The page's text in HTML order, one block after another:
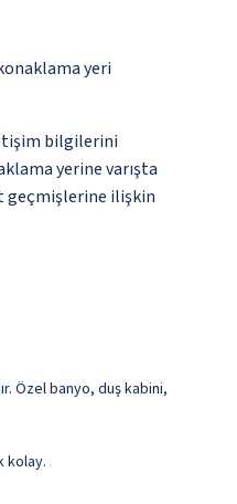
yeri
bilgilerini
yerine varışta
geçmişlerine ilişkin
Özel banyo, duş kabini,
kolay.